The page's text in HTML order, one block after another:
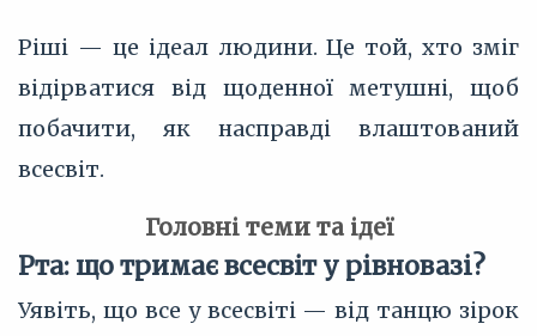
Ріші — це ідеал людини. Це той, хто зміг
відірватися від щоденної метушні, щоб
побачити, як насправді влаштований
всесвіт.
Головні теми та ідеї
Рта: що тримає всесвіт у рівновазі?
Уявіть, що все у всесвіті — від танцю зірок